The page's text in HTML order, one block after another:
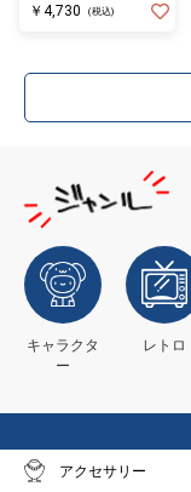
￥4,730
(税込)
キャラクタ
ー
レトロ
アクセサリー